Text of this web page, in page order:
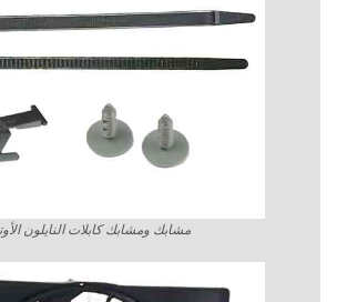
مشابك ومشابك كابلات النايلون